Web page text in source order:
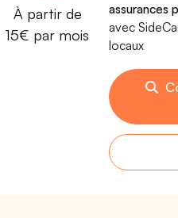
À partir de
15€ par mois
assurances
avec
locaux